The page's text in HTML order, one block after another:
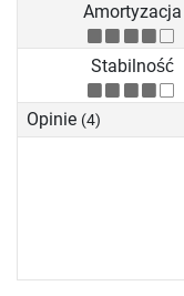
Amortyzacja
Stabilność
Opinie (4)